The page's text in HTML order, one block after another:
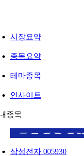
시장요약
종목요약
테마종목
인사이트
종목
삼성전자 005930